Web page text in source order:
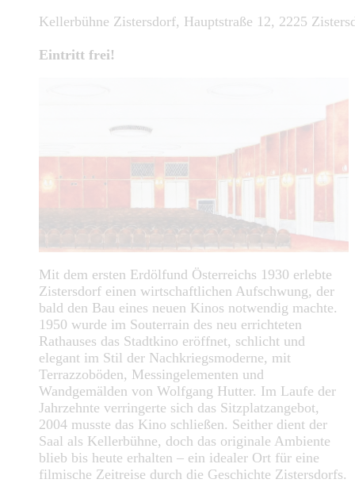
Kellerbühne Zistersdorf, Hauptstraße 12, 2225
Eintritt frei!
Mit dem ersten Erdölfund Österreichs 1930 erlebte
Zistersdorf einen wirtschaftlichen Aufschwung, der
bald den Bau eines neuen Kinos notwendig machte.
1950 wurde im Souterrain des neu errichteten
Rathauses das Stadtkino eröffnet, schlicht und
elegant im Stil der Nachkriegsmoderne, mit
Terrazzoböden, Messingelementen und
Wandgemälden von Wolfgang Hutter. Im Laufe der
Jahrzehnte verringerte sich das Sitzplatzangebot,
2004 musste das Kino schließen. Seither dient der
Saal als Kellerbühne, doch das originale Ambiente
blieb bis heute erhalten – ein idealer Ort für eine
filmische Zeitreise durch die Geschichte Zistersdorfs.